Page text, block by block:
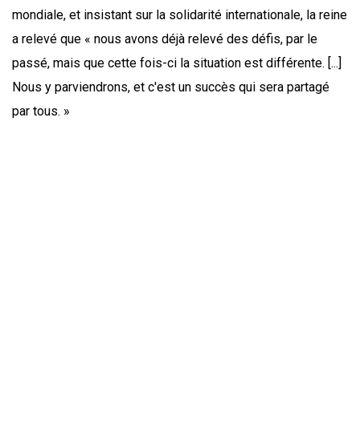
mondiale, et insistant sur la solidarité internationale, la reine
a relevé que « nous avons déjà relevé des défis, par le
passé, mais que cette fois-ci la situation est différente. [...]
Nous y parviendrons, et c'est un succès qui sera partagé
par tous. »